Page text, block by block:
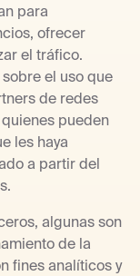
para
ofrecer
el tráfico.
el uso que
de redes
pueden
les haya
a partir del
algunas son
de la
fines analíticos y